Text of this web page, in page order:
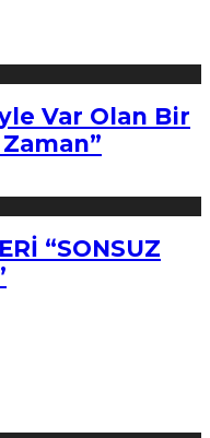
Var Olan Bir
“SONSUZ